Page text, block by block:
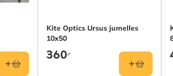
Kite Optics Ursus jumelles
10x50
360,-